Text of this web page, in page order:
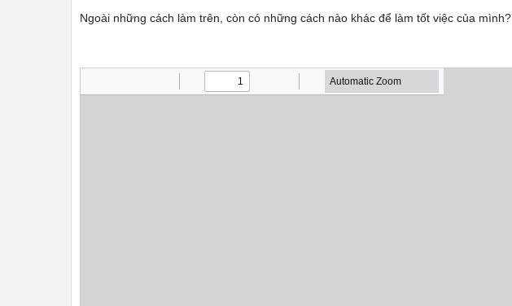
Ngoài những cách làm trên, còn có những cách nào khác để làm tốt việc của mình?